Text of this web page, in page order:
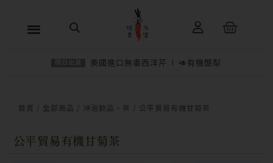
購
美國進口無毒西洋芹 🥑有機酪梨
首頁 全部商品 沖泡飲品・茶 / 公平貿易有機甘菊茶
公平貿易有機甘菊茶